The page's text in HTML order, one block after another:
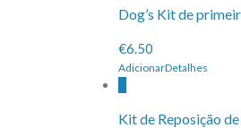
Dog’s Kit de
€6.50
AdicionarDetalhes
Kit de Reposição